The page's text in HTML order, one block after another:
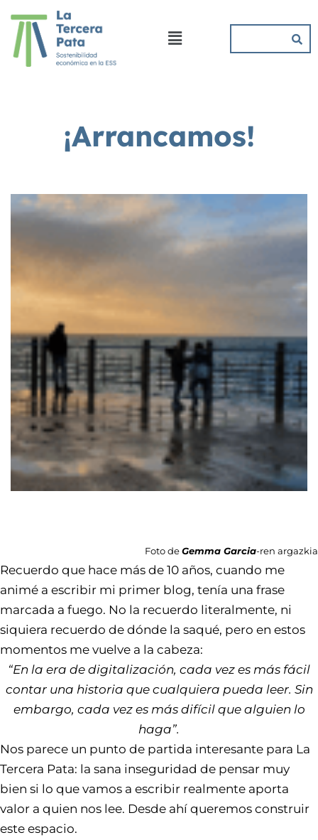
¡Arrancamos!
Foto deGemma Garcia-ren argazkia
Recuerdo que hace más de 10 años, cuando me
animé a escribir mi primer blog, tenía una frase
marcada a fuego. No la recuerdo literalmente, ni
siquiera recuerdo de dónde la saqué, pero en estos
momentos me vuelve a la cabeza:
“En la era de digitalización, cada vez es más fácil
contar una historia que cualquiera pueda leer. Sin
embargo, cada vez es más difícil que alguien lo
haga”.
Nos parece un punto de partida interesante para La
Tercera Pata: la sana inseguridad de pensar muy
bien si lo que vamos a escribir realmente aporta
valor a quien nos lee. Desde ahí queremos construir
este espacio.